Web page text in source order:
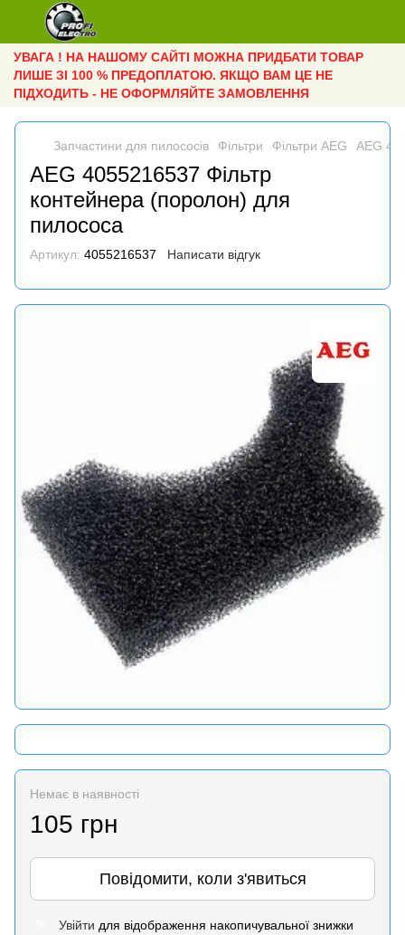
УВАГА ! НА НАШОМУ САЙТІ МОЖНА ПРИДБАТИ ТОВАР
ЛИШЕ ЗІ 100 % ПРЕДОПЛАТОЮ. ЯКЩО ВАМ ЦЕ НЕ
ПІДХОДИТЬ - НЕ ОФОРМЛЯЙТЕ ЗАМОВЛЕННЯ
Запчастини для пилососів Фільтри Фільтри AEG AEG
AEG 4055216537 Фільтр
контейнера (поролон) для
пилососа
Артикул: 4055216537 Написати відгук
Немає в наявності
105 грн
Повідомити, коли з'явиться
Увійти для відображення накопичувальної знижки